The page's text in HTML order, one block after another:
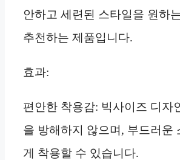
안하고 세련된 스타일을 원하
추천하는 제품입니다.
효과:
편안한 착용감: 빅사이즈 디자
을 방해하지 않으며, 부드러운
게 착용할 수 있습니다.